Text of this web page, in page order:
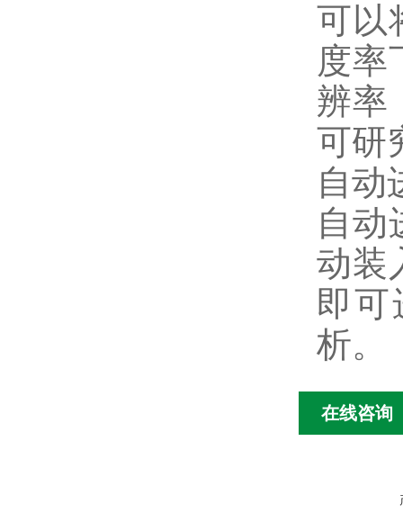
可以
度率
辨率
可研
自动
自动
动装
即可
析。
在线咨询